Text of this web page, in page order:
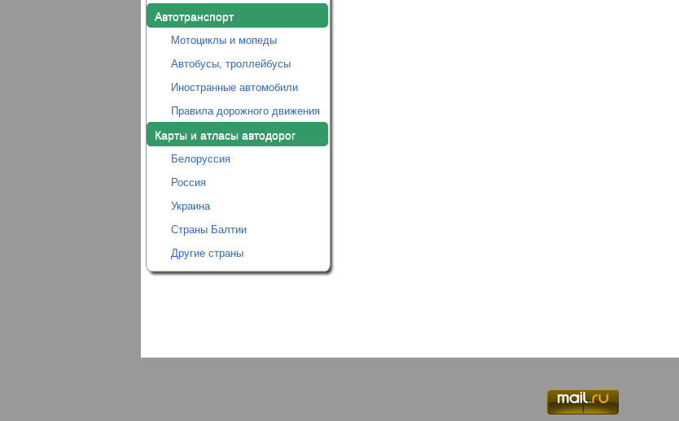
Автотранспорт
Мотоциклы и мопеды
Автобусы, троллейбусы
Иностранные автомобили
Правила дорожного движения
Карты и атласы автодорог
Белоруссия
Россия
Украина
Страны Балтии
Другие страны